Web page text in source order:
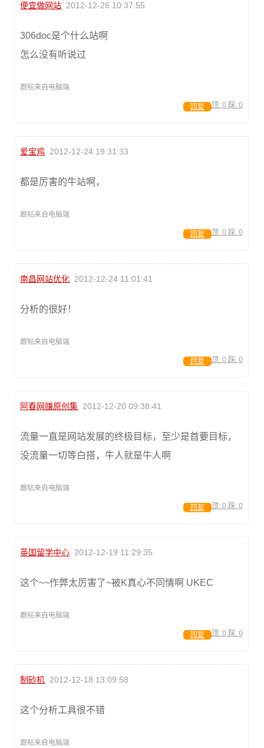
便宜做网站 2012-12-26 10:37:55
306doc是个什么站啊
怎么没有听说过
跟帖来自电脑端
顶: 0 踩: 0
回复
爱宝鸡 2012-12-24 19:31:33
都是厉害的牛站啊，
跟帖来自电脑端
顶: 0 踩: 0
回复
南昌网站优化 2012-12-24 11:01:41
分析的很好！
跟帖来自电脑端
顶: 0 踩: 0
回复
阿春网赚原创集 2012-12-20 09:38:41
流量一直是网站发展的终极目标，至少是首要目标，
没流量一切等白搭，牛人就是牛人啊
跟帖来自电脑端
顶: 0 踩: 0
回复
英国留学中心 2012-12-19 11:29:35
这个~~作弊太厉害了~被K真心不同情啊 UKEC
跟帖来自电脑端
顶: 0 踩: 0
回复
制砂机 2012-12-18 13:09:58
这个分析工具很不错
跟帖来自电脑端